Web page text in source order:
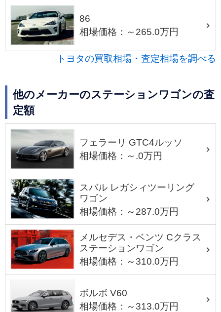
86
相場価格：～265.0万円
トヨタの買取相場・査定相場を調べる
他のメーカーのステーションワゴンの査
定額
フェラーリ GTC4ルッソ
相場価格：～.0万円
スバル レガシィツーリング
ワゴン
相場価格：～287.0万円
メルセデス・ベンツ Cクラス
ステーションワゴン
相場価格：～310.0万円
ボルボ V60
相場価格：～313.0万円